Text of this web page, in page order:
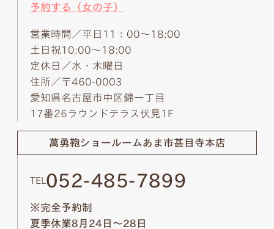
予約する（女の子）
営業時間／平日11：00～18:00
土日祝10:00～18:00
定休日／水・木曜日
住所／〒460-0003
愛知県名古屋市中区錦一丁目
17番26ラウンドテラス伏見1F
萬勇鞄ショールームあま市甚目寺本店
TEL 052-485-7899
※完全予約制
夏季休業8月24日～28日